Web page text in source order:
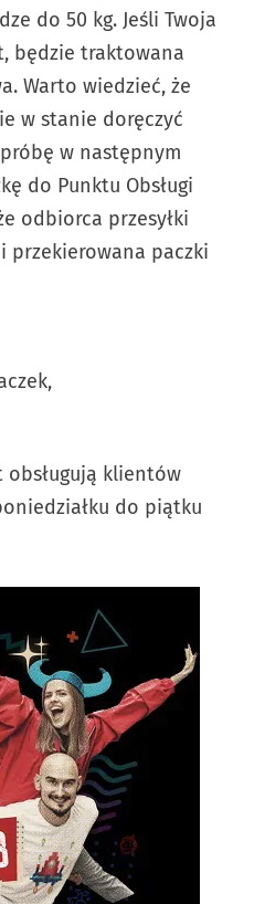
do 50 kg. Jeśli Twoja
będzie traktowana
Warto wiedzieć, że
w stanie doręczyć
w następnym
do Punktu Obsługi
odbiorca przesyłki
przekierowana paczki
obsługują klientów
do piątku